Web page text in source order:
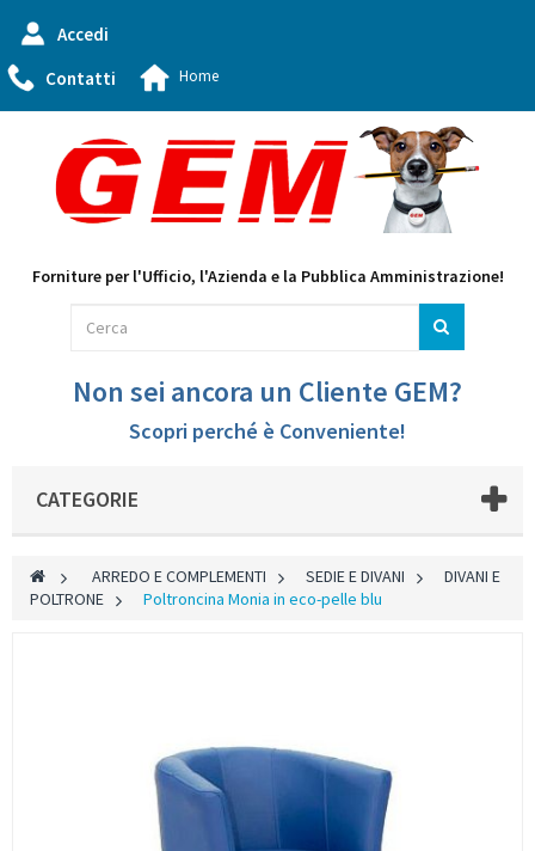
Accedi
Contatti
Home
Forniture per l'Ufficio, l'Azienda e la Pubblica Amministrazione!
Non sei ancora un Cliente GEM?
Scopri perché è Conveniente!
CATEGORIE
> ARREDO E COMPLEMENTI > SEDIE E DIVANI >
DIVANI E
POLTRONE > Poltroncina Monia in eco-pelle blu